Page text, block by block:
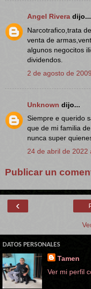
Angel Rivera dijo...
Narcotrafico,trata
venta de
algunos negocitos
dividendos.
2 de agosto de
Unknown dijo...
Siempre e querido
que de mi familia
nunca super
24 de abril de 2022
Publicar un
‹
DATOS PERSONALES
Tamen
Ver mi perfil